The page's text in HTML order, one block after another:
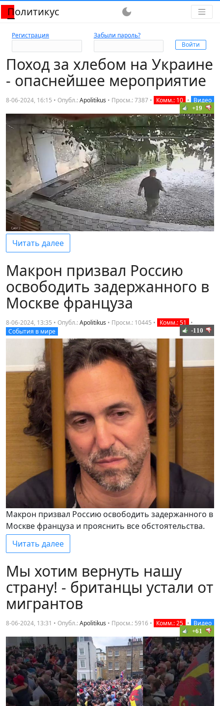
Политикус dark_mode
Регистрация Забыли пароль?
Поход за хлебом на Украине
- опаснейшее мероприятие
8-06-2024, 16:15 • Опубл.:Apolitikus • Просм.: 7387 • Комм.: 10 • Видео
+19
Читать далее
Макрон призвал Россию
освободить задержанного в
Москве француза
8-06-2024, 13:35 • Опубл.:Apolitikus • Просм.: 10445 • Комм.: 51
•
События в мире
-110
Макрон призвал Россию освободить задержанного в
Москве француза и прояснить все обстоятельства.
Читать далее
Мы хотим вернуть нашу
страну! - британцы устали от
мигрантов
8-06-2024, 13:31 • Опубл.:Apolitikus • Просм.: 5916 • Комм.: 25 • Видео
+61